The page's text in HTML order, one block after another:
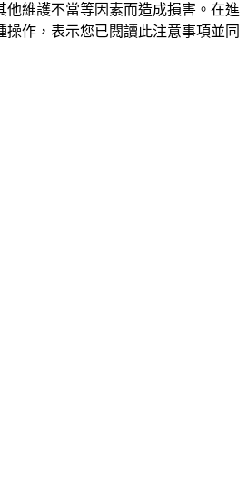
維護不當等因素而造成損害。在進
作，表示您已閱讀此注意事項並同